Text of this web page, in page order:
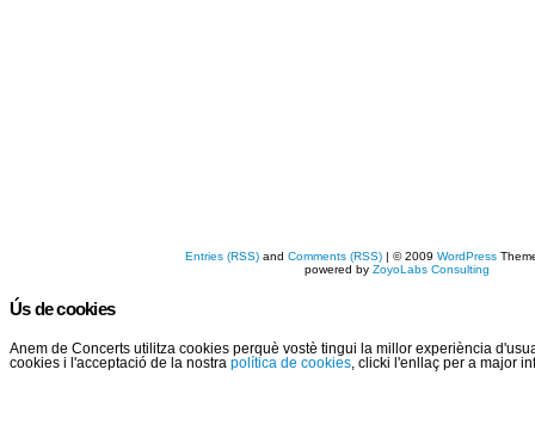
Entries (RSS) andComments (RSS) | © 2009WordPress
powered byZoyoLabs Consulting
Ús de cookies
Anem de Concerts utilitza cookies perquè vostè tingui la millor experiència
cookies i l'acceptació de la nostra política de cookies , clicki l'enllaç per a major